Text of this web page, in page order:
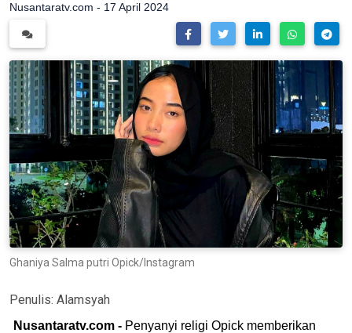
Nusantaratv.com - 17 April 2024
Ghaniya Salma putri Opick/Instagram
Penulis: Alamsyah
Nusantaratv.com - Penyanyi religi Opick memberikan